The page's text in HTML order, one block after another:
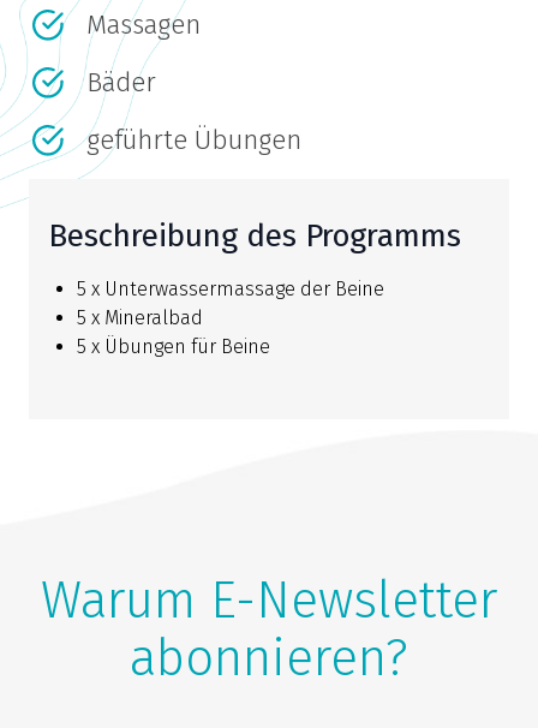
Massagen
Bäder
geführte Übungen
Beschreibung des Programms
5 x Unterwassermassage der Beine
5 x Mineralbad
5 x Übungen für Beine
Warum E-Newsletter
abonnieren?